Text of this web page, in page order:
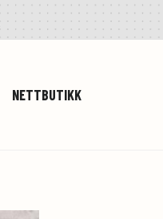
NETTBUTIKK